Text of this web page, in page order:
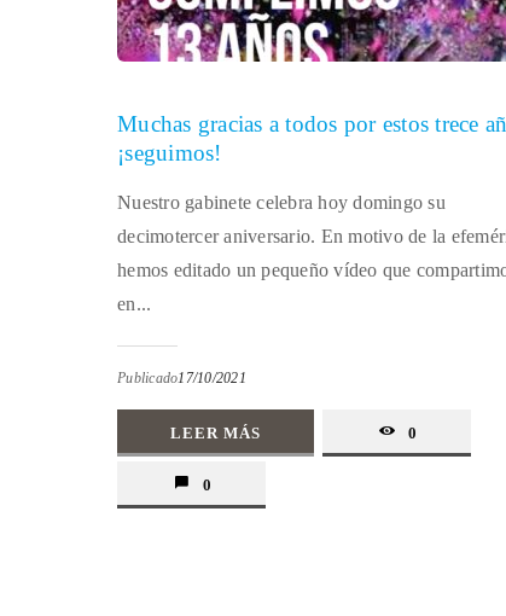
Muchas gracias a todos por estos trece
¡seguimos!
Nuestro gabinete celebra hoy domingo su
decimotercer aniversario. En motivo de la
hemos editado un pequeño vídeo que
en...
Publicado17/10/2021
LEER MÁS 0
0